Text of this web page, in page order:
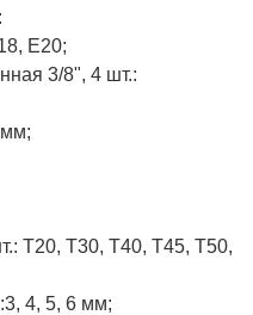
E20;
3/8", 4 шт.:
мм;
T20, T30, T40, T45, T50,
4, 5, 6 мм;